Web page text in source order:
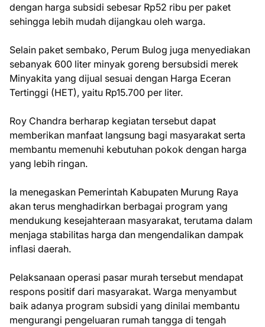
dengan harga subsidi sebesar Rp52 ribu per paket
sehingga lebih mudah dijangkau oleh warga.
Selain paket sembako, Perum Bulog juga menyediakan
sebanyak 600 liter minyak goreng bersubsidi merek
Minyakita yang dijual sesuai dengan Harga Eceran
Tertinggi (HET), yaitu Rp15.700 per liter.
Roy Chandra berharap kegiatan tersebut dapat
memberikan manfaat langsung bagi masyarakat serta
membantu memenuhi kebutuhan pokok dengan harga
yang lebih ringan.
Ia menegaskan Pemerintah Kabupaten Murung Raya
akan terus menghadirkan berbagai program yang
mendukung kesejahteraan masyarakat, terutama dalam
menjaga stabilitas harga dan mengendalikan dampak
inflasi daerah.
Pelaksanaan operasi pasar murah tersebut mendapat
respons positif dari masyarakat. Warga menyambut
baik adanya program subsidi yang dinilai membantu
mengurangi pengeluaran rumah tangga di tengah